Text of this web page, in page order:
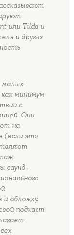
или Tilda и
и других
малых
как минимум
с
Они
на
(если это
саунд-
и обложку.
подкаст